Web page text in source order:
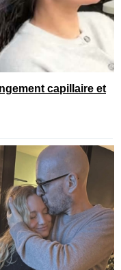
capillaire et